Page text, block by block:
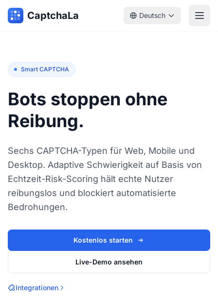
CaptchaLa Deutsch
Smart CAPTCHA
Bots stoppen ohne
Reibung.
Sechs CAPTCHA-Typen für Web, Mobile und
Desktop. Adaptive Schwierigkeit auf Basis von
Echtzeit-Risk-Scoring hält echte Nutzer
reibungslos und blockiert automatisierte
Bedrohungen.
Kostenlos starten
Live-Demo ansehen
Integrationen